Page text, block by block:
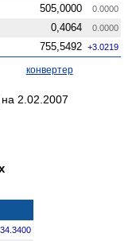
505,0000 0.0000
0,4064 0.0000
755,5492 +3.0219
конвертер
2.02.2007